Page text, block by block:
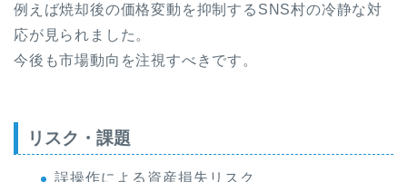
例えば焼却後の価格変動を抑制するSNS村の冷静な対
応が見られました。
今後も市場動向を注視すべきです。
リスク・課題
誤操作による資産損失リスク